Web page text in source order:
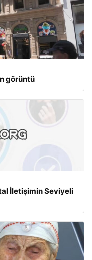
görüntü
İletişimin Seviyeli